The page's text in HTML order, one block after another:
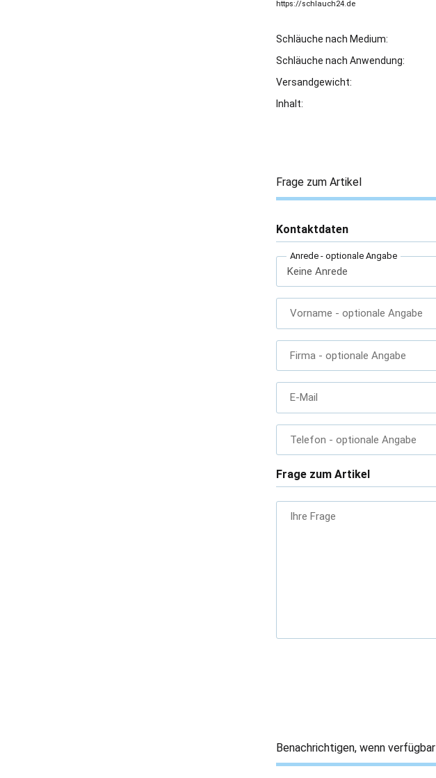
https://schlauch24.de
Schläuche nach Medium:
Schläuche nach Anwendung:
Versandgewicht:
Inhalt:
Frage zum Artikel
Kontaktdaten
Anrede - optionale Angabe
Vorname - optionale Angabe
Firma - optionale Angabe
E-Mail
Telefon - optionale Angabe
Frage zum Artikel
Ihre Frage
Benachrichtigen, wenn verfügbar